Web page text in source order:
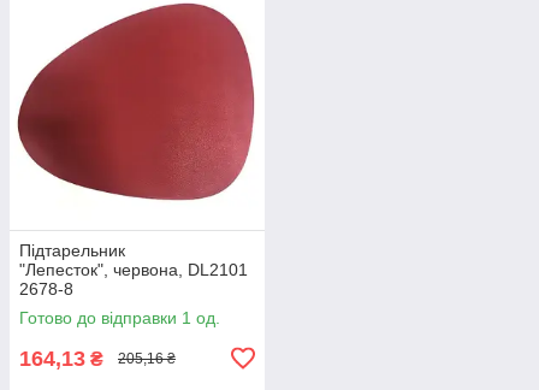
Підтарельник
"Лепесток", червона, DL2101
2678-8
Готово до відправки 1 од.
164,13 ₴ 205,16 ₴